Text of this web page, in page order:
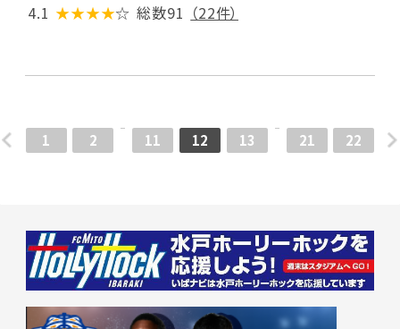
4.1 ★★★★☆ 総数91 （22件）
1 2 11 12 13 21 22